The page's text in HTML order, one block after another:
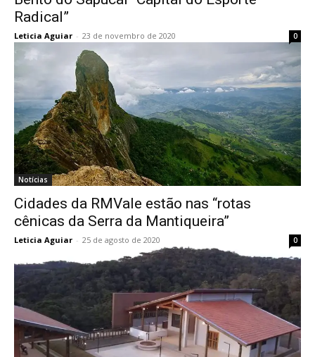
Radical”
Leticia Aguiar - 23 de novembro de 2020 0
Notícias
Cidades da RMVale estão nas “rotas
cênicas da Serra da Mantiqueira”
Leticia Aguiar - 25 de agosto de 2020 0